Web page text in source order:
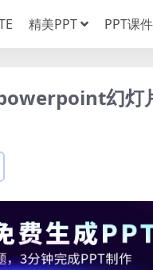
精美PPT PPT课件
幻灯